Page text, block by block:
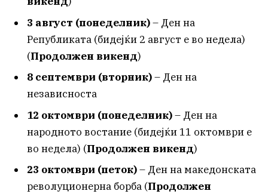
3 август (понеделник)– Ден на
Републиката (бидејќи 2 август е во недела)
(Продолжен викенд)
8 септември (вторник)– Ден на
независноста
12 октомври (понеделник)– Ден на
народното востание (бидејќи 11 октомври е
во недела) (Продолжен викенд)
23 октомври (петок)– Ден на македонската
револуционерна борба (Продолжен